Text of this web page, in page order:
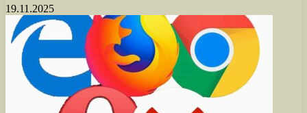
19.11.2025